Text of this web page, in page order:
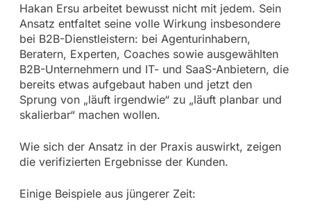
Hakan Ersu arbeitet bewusst nicht mit jedem. Sein
Ansatz entfaltet seine volle Wirkung insbesondere
bei B2B-Dienstleistern: bei Agenturinhabern,
Beratern, Experten, Coaches sowie ausgewählten
B2B-Unternehmern und IT- und SaaS-Anbietern, die
bereits etwas aufgebaut haben und jetzt den
Sprung von „läuft irgendwie“ zu „läuft planbar und
skalierbar“ machen wollen.
Wie sich der Ansatz in der Praxis auswirkt, zeigen
die verifizierten Ergebnisse der Kunden.
Einige Beispiele aus jüngerer Zeit: